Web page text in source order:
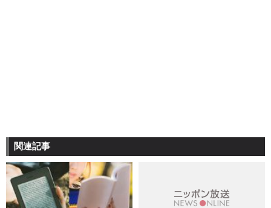
関連記事